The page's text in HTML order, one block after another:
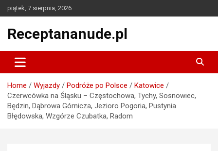
Skip
to
piątek, 7 sierpnia, 2026
Receptananude.pl
Home Wyjazdy Podróże po Polsce
Katowice
Czerwcówka na Śląsku – Częstochowa, Tychy, Sosnowiec,
Będzin, Dąbrowa Górnicza, Jezioro Pogoria, Pustynia
Błędowska, Wzgórze Czubatka, Radom